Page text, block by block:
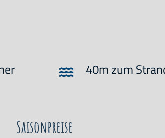
40m zum
Saisonpreise